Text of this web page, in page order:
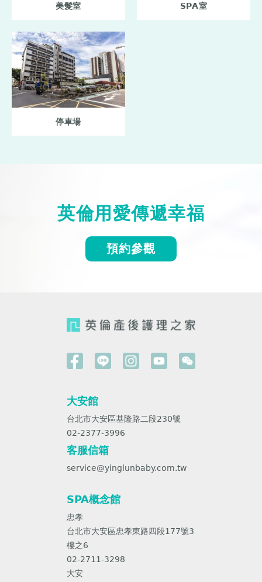
美髮室 SPA室
停車場
英倫用愛傳遞幸福
預約參觀
大安館
台北市大安區基隆路二段230號
02-2377-3996
客服信箱
service@yinglunbaby.com.tw
SPA概念館
忠孝
台北市大安區忠孝東路四段177號3
樓之6
02-2711-3298
大安